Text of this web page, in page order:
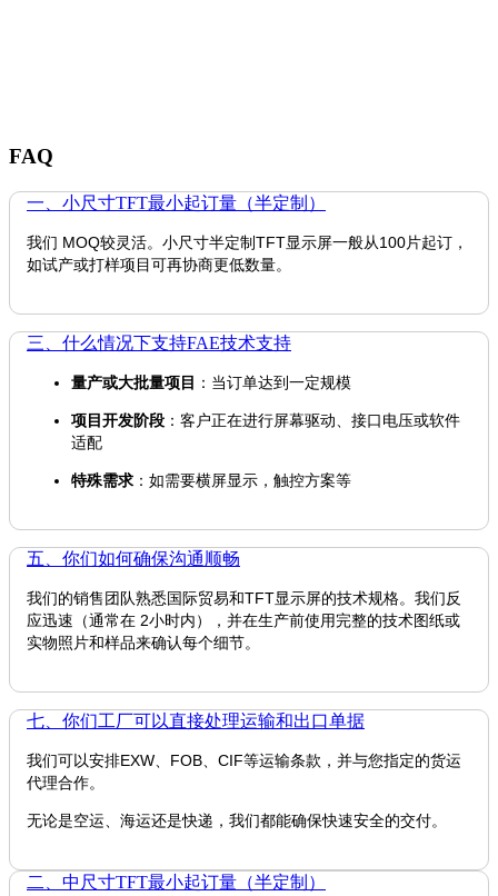
FAQ
一、小尺寸TFT最小起订量（半定制）
我们 MOQ较灵活。小尺寸半定制TFT显示屏一般从100片起订，
如试产或打样项目可再协商更低数量。
三、什么情况下支持FAE技术支持
量产或大批量项目 ：当订单达到一定规模
项目开发阶段 ：客户正在进行屏幕驱动、接口电压或软件
适配
特殊需求 ：如需要横屏显示，触控方案等
五、你们如何确保沟通顺畅
我们的销售团队熟悉国际贸易和TFT显示屏的技术规格。我们反
应迅速（通常在 2小时内），并在生产前使用完整的技术图纸或
实物照片和样品来确认每个细节。
七、你们工厂可以直接处理运输和出口单据
我们可以安排EXW、FOB、CIF等运输条款，并与您指定的货运
代理合作。
无论是空运、海运还是快递，我们都能确保快速安全的交付。
二、中尺寸TFT最小起订量（半定制）